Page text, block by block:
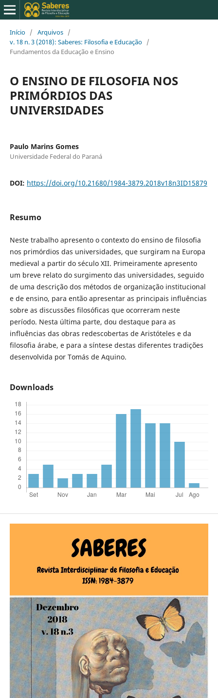
Início / Arquivos /
v. 18 n. 3 (2018): Saberes: Filosofia e Educação /
Fundamentos da Educação e Ensino
O ENSINO DE FILOSOFIA NOS
PRIMÓRDIOS DAS
UNIVERSIDADES
Paulo Marins Gomes
Universidade Federal do Paraná
DOI: https://doi.org/10.21680/1984-3879.2018v18n3ID15879
Resumo
Neste trabalho apresento o contexto do ensino de filosofia
nos primórdios das universidades, que surgiram na Europa
medieval a partir do século XII. Primeiramente apresento
um breve relato do surgimento das universidades, seguido
de uma descrição dos métodos de organização institucional
e de ensino, para então apresentar as principais influências
sobre as discussões filosóficas que ocorreram neste
período. Nesta última parte, dou destaque para as
influências das obras redescobertas de Aristóteles e da
filosofia árabe, e para a síntese destas diferentes tradições
desenvolvida por Tomás de Aquino.
Downloads